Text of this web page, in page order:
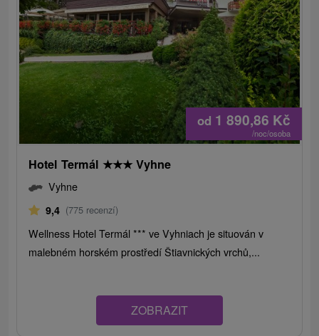
od 1 890,86 Kč
/noc/osoba
Hotel Termál ★★★ Vyhne
Vyhne
9,4 (775 recenzí)
Wellness Hotel Termál *** ve Vyhniach je situován v
malebném horském prostředí Štiavnických vrchů,...
ZOBRAZIT